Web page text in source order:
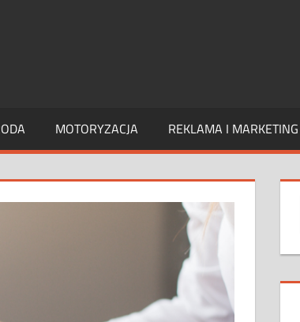
MOTORYZACJA REKLAMA I MARKETING